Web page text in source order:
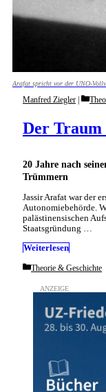
Arafat spricht vor der UNO-
20 Jahre nach
Trümmern
Der Traum
Manfred Ziegler
Jassir Arafat war der
Autonomiebehörde.
palästinensischen
Staatsgründung …
Weiterlesen
Categories
Theorie & Geschichte